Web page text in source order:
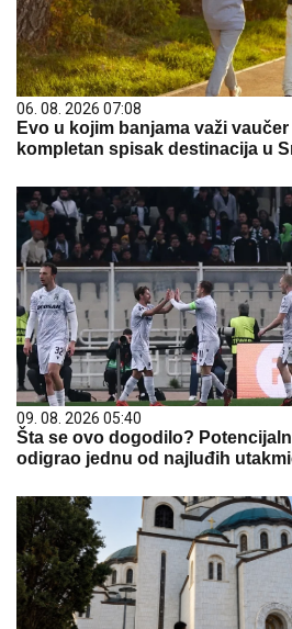
06. 08. 2026 07:08
Evo u kojim banjama važi
kompletan spisak destinacija u
09. 08. 2026 05:40
Šta se ovo dogodilo?
odigrao jednu od najluđih